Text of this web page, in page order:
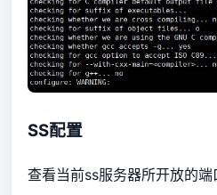
SS配置
查看当前ss服务器所开放的端